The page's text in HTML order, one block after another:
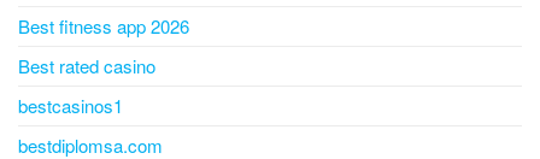
Best fitness app 2026
Best rated casino
bestcasinos1
bestdiplomsa.com